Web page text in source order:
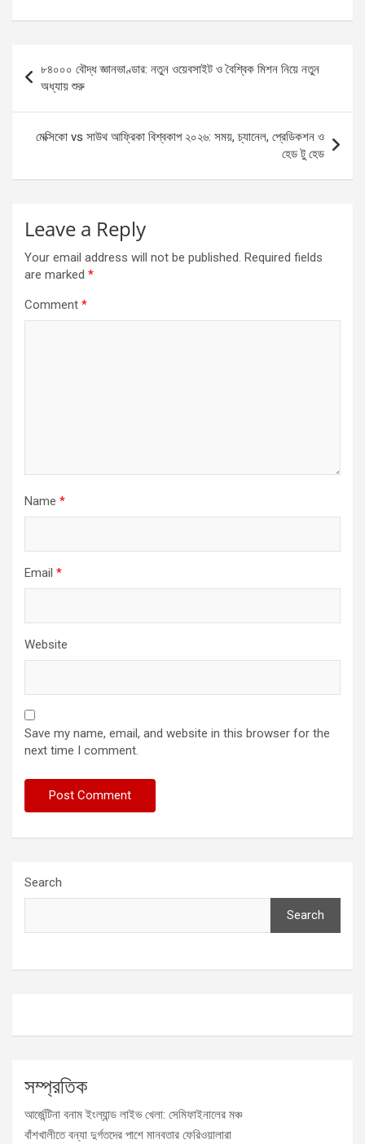
o
k
g A
p
e
navigation
৮৪০০০ বৌদ্ধ জ্ঞানভাণ্ডার: নতুন ওয়েবসাইট ও বৈশ্বিক মিশন নিয়ে নতুন
অধ্যায় শুরু
মেক্সিকো vs সাউথ আফ্রিকা বিশ্বকাপ ২০২৬: সময়, চ্যানেল, প্রেডিকশন ও
হেড টু হেড
Leave a Reply
Your email address will not be published. Required fields
are marked *
Comment *
Name *
Email *
Website
Save my name, email, and website in this browser for the
next time I comment.
Search
Search
সম্প্রতিক
আর্জেন্টিনা বনাম ইংল্যান্ড লাইভ খেলা: সেমিফাইনালের মঞ্চ
বাঁশখালীতে বন্যা দুর্গতদের পাশে মানবতার ফেরিওয়ালারা